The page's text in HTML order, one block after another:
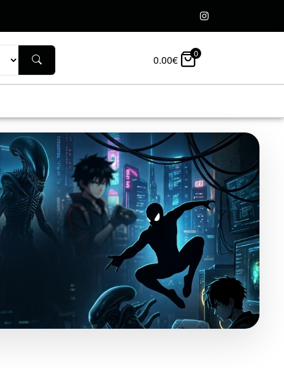
0.00€ 0